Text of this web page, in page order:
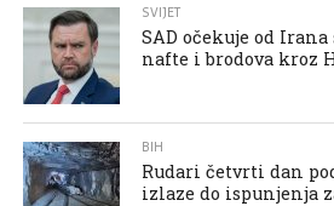
SVIJET
SAD očekuje od
nafte i brodova kroz
BIH
Rudari četvrti dan
izlaze do ispunjenja